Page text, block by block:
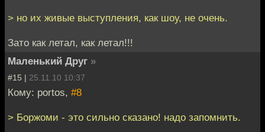
> но их живые выступления, как шоу, не очень.
Зато как летал, как летал!!!
Маленький Друг »
#15 | 25.11.10 10:37
Кому: portos, #8
> Боржоми - это сильно сказано! надо запомнить.